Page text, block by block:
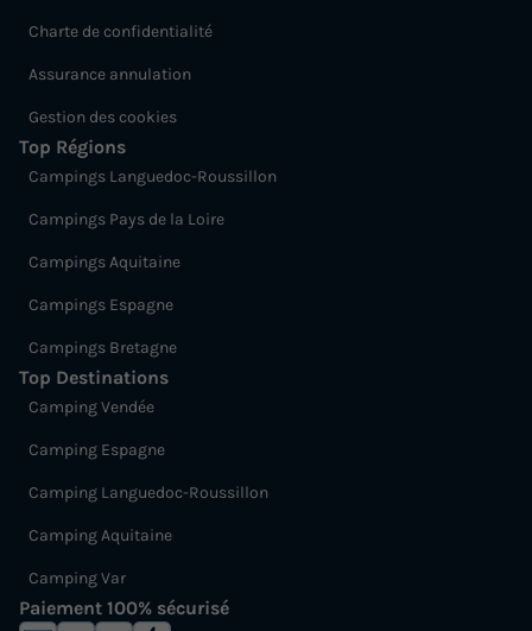
Charte de confidentialité
Assurance annulation
Gestion des cookies
Top Régions
Campings Languedoc-Roussillon
Campings Pays de la Loire
Campings Aquitaine
Campings Espagne
Campings Bretagne
Top Destinations
Camping Vendée
Camping Espagne
Camping Languedoc-Roussillon
Camping Aquitaine
Camping Var
Paiement 100% sécurisé